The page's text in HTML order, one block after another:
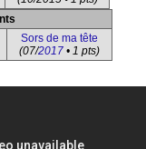
Sors de ma tête
(07/2017 • 1 pts)